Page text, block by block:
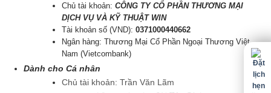
Chủ tài khoản:CÔNG TY CỔ PHẦN THƯƠNG MẠI
DỊCH VỤ VÀ KỸ THUẬT WIN
Tài khoản số (VND):0371000440662
Ngân hàng: Thương Mại Cổ Phần Ngoại Thương Việt
Nam (Vietcombank)
Dành cho Cá nhân
Chủ tài khoản: Trần Văn Lãm